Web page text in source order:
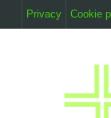
Privacy Cookie